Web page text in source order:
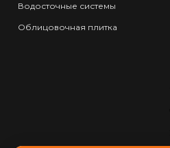
Водосточные системы
Облицовочная плитка